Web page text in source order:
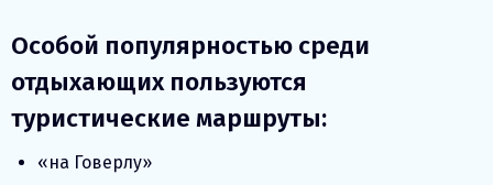
Особой популярностью среди
отдыхающих пользуются
туристические маршруты:
«на Говерлу»